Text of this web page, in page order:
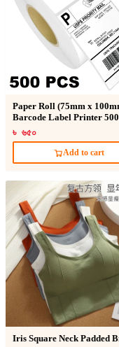
Paper Roll (75mm x
Barcode Label Printer
Sticker
৳ ৬৫০
Add to cart
Iris Square Neck Padded